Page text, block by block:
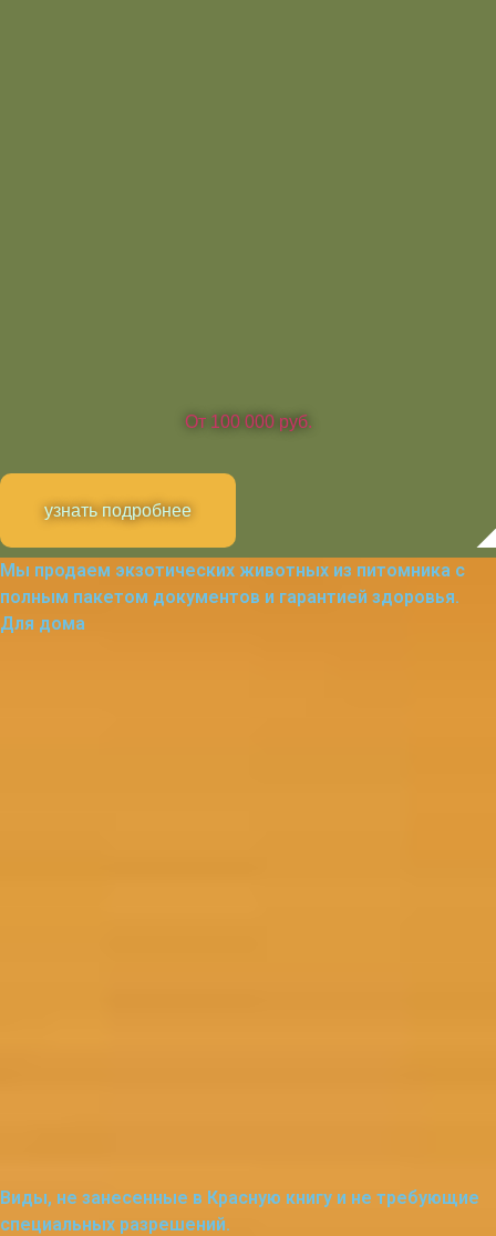
От 100 000 руб.
узнать подробнее
Мы продаем экзотических животных из питомника с
полным пакетом документов и гарантией здоровья.
Для дома
Виды, не занесенные в Красную книгу и не требующие
специальных разрешений.